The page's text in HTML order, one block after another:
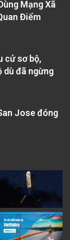
Mạng Xã
Điểm
cử sơ bộ,
dù đã ngừng
Jose đóng